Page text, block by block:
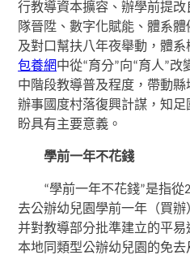
行教導資本擴容、辦學前提
隊晉陞、數字化賦能、體系
及對口幫扶八年夜舉動，體
包養網中從“育分”向“育人”
中階段教導普及程度，帶動縣
辦事國度村落復興計謀，知
盼具有主要意義。
學前一年不花錢
“學前一年不花錢”是指
去公辦幼兒園學前一年（買辦
并對教導部分批準建立的平
本地同類型公辦幼兒園的免